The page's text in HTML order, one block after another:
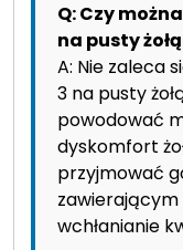
Q: Czy
na pusty
A: Nie zaleca
3 na pusty
powodować
dyskomfort
przyjmować
zawierającym
wchłanianie